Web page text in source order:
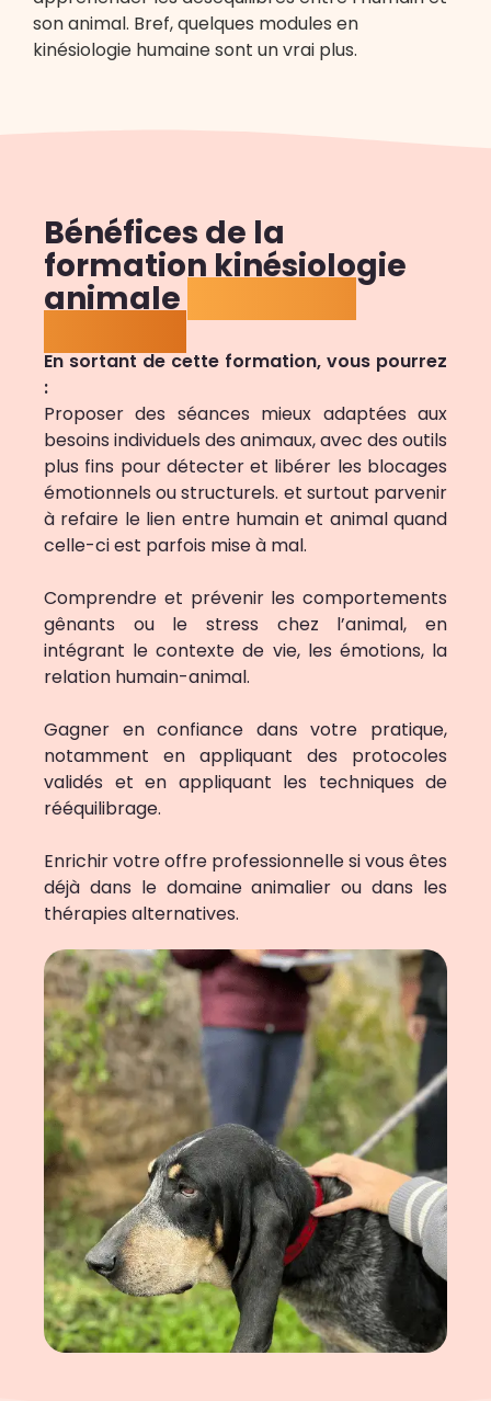
son animal. Bref, quelques modules en
kinésiologie humaine sont un vrai plus.
Bénéfices de la
formation kinésiologie
animale
En sortant de cette formation, vous pourrez
:
Proposer des séances mieux adaptées aux
besoins individuels des animaux, avec des outils
plus fins pour détecter et libérer les blocages
émotionnels ou structurels. et surtout parvenir
à refaire le lien entre humain et animal quand
celle-ci est parfois mise à mal.
Comprendre et prévenir les comportements
gênants ou le stress chez l’animal, en
intégrant le contexte de vie, les émotions, la
relation humain-animal.
Gagner en confiance dans votre pratique,
notamment en appliquant des protocoles
validés et en appliquant les techniques de
rééquilibrage.
Enrichir votre offre professionnelle si vous êtes
déjà dans le domaine animalier ou dans les
thérapies alternatives.